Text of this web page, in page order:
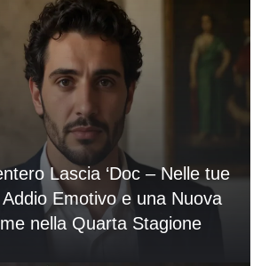
Lascia ‘Doc – Nelle tue
Addio Emotivo e una Nuova
nella Quarta Stagione